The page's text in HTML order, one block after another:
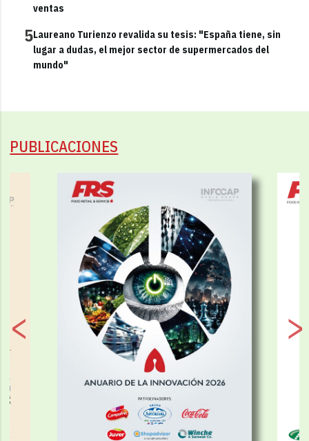
ventas
5Laureano Turienzo revalida su tesis: "España tiene, sin
lugar a dudas, el mejor sector de supermercados del
mundo"
PUBLICACIONES